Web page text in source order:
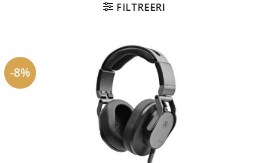
FILTREERI
-8%